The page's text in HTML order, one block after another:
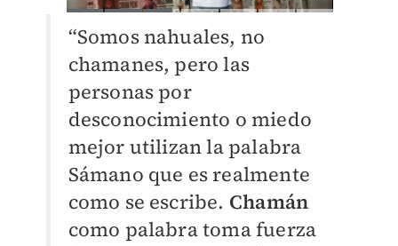
“Somos nahuales, no
chamanes, pero las
personas por
desconocimiento o miedo
mejor utilizan la palabra
Sámano que es realmente
como se escribe. Chamán
como palabra toma fuerza